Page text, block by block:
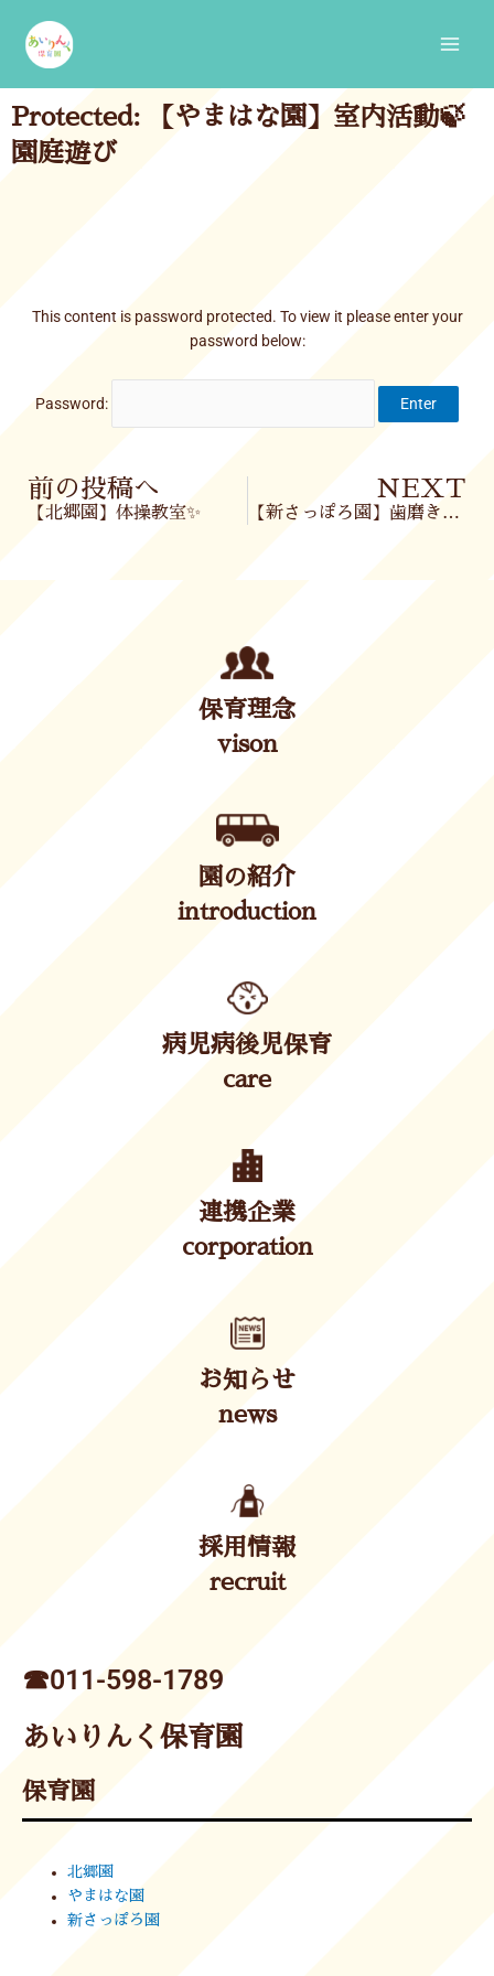
content
Protected: 【やまはな園】室内活動🍃
園庭遊び
This content is password protected. To view it please enter your
password below:
Password:
Prev
前の投稿へ
【北郷園】体操教室✨
NEXT
【新さっぽろ園】歯磨き教室🦷🪥
保育理念
vison
園の紹介
introduction
病児病後児保育
care
連携企業
corporation
お知らせ
news
採用情報
recruit
☎︎011-598-1789
あいりんく保育園
保育園
北郷園
やまはな園
新さっぽろ園